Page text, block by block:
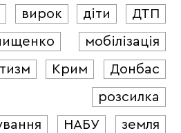
вирок діти
ДТП
мобілізація
Крим
Донбас
розсилка
НАБУ
земля